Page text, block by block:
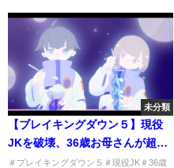
未分類
【ブレイキングダウン５】現役
JKを破壊、36歳お母さんが超人
すぎる瞬間
＃ブレイキングダウン５＃現役JK＃36歳